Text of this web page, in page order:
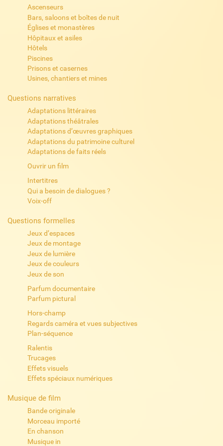
Ascenseurs
Bars, saloons et boîtes de nuit
Églises et monastères
Hôpitaux et asiles
Hôtels
Piscines
Prisons et casernes
Usines, chantiers et mines
Questions narratives
Adaptations littéraires
Adaptations théâtrales
Adaptations d’œuvres graphiques
Adaptations du patrimoine culturel
Adaptations de faits réels
Ouvrir un film
Intertitres
Qui a besoin de dialogues ?
Voix-off
Questions formelles
Jeux d’espaces
Jeux de montage
Jeux de lumière
Jeux de couleurs
Jeux de son
Parfum documentaire
Parfum pictural
Hors-champ
Regards caméra et vues subjectives
Plan-séquence
Ralentis
Trucages
Effets visuels
Effets spéciaux numériques
Musique de film
Bande originale
Morceau importé
En chanson
Musique in